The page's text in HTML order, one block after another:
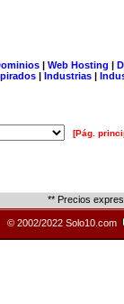
| Web Hosting |
| Industrias |
[Pág.
** Precios
© 2002/2022 Solo10.com